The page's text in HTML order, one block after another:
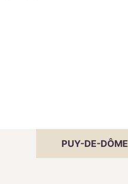
PUY-DE-DÔME